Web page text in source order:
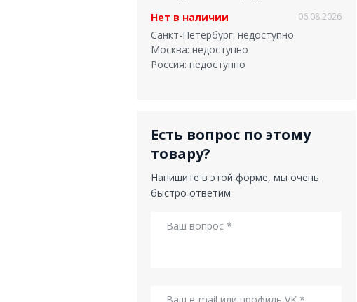
Нет в наличии
06.08.2026
Санкт-Петербург: недоступно
Москва: недоступно
Россия: недоступно
Есть вопрос по этому
товару?
Напишите в этой форме, мы очень
быстро ответим